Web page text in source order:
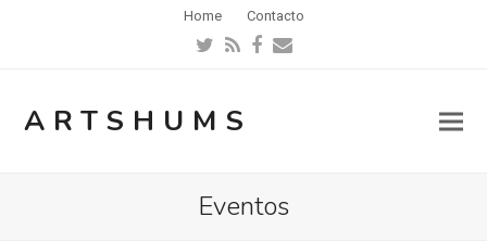
Home Contacto
Twitter
RSSFacebook
Email
ARTSHUMS
Eventos